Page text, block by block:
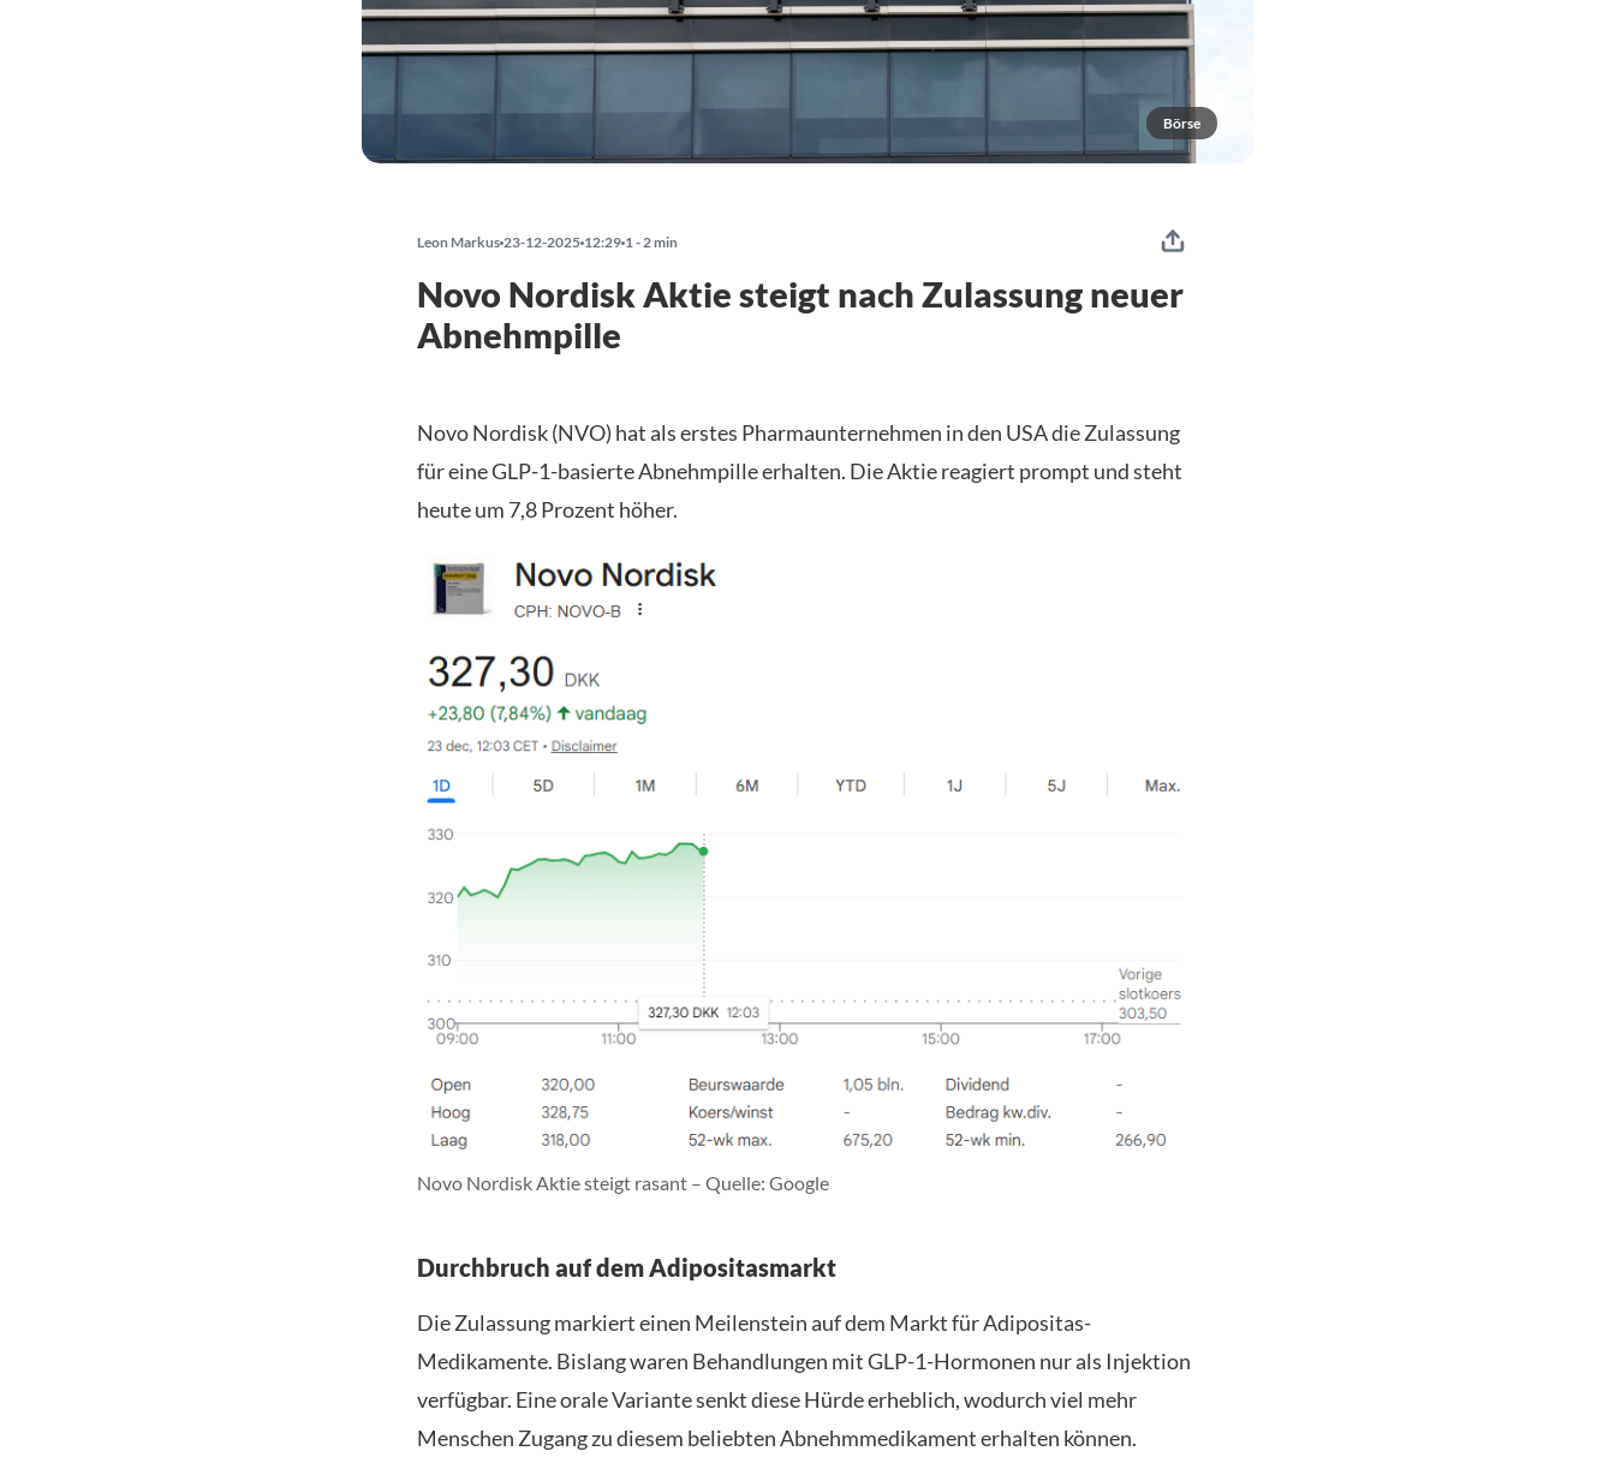
Börse
Leon Markus 23-12-2025 12:29 1 - 2 min
Novo Nordisk Aktie steigt nach Zulassung neuer
Abnehmpille
Novo Nordisk (NVO) hat als erstes Pharmaunternehmen in den USA die Zulassung
für eine GLP-1-basierte Abnehmpille erhalten. Die Aktie reagiert prompt und steht
heute um 7,8 Prozent höher.
Novo Nordisk Aktie steigt rasant – Quelle: Google
Durchbruch auf dem Adipositasmarkt
Die Zulassung markiert einen Meilenstein auf dem Markt für Adipositas-
Medikamente. Bislang waren Behandlungen mit GLP-1-Hormonen nur als Injektion
verfügbar. Eine orale Variante senkt diese Hürde erheblich, wodurch viel mehr
Menschen Zugang zu diesem beliebten Abnehmmedikament erhalten können.